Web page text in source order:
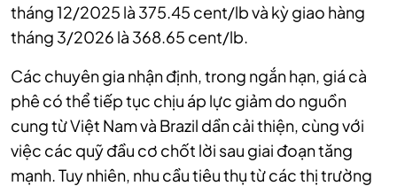
tháng 12/2025 là 375.45 cent/lb và kỳ giao hàng
tháng 3/2026 là 368.65 cent/lb.
Các chuyên gia nhận định, trong ngắn hạn, giá cà
phê có thể tiếp tục chịu áp lực giảm do nguồn
cung từ Việt Nam và Brazil dần cải thiện, cùng với
việc các quỹ đầu cơ chốt lời sau giai đoạn tăng
mạnh. Tuy nhiên, nhu cầu tiêu thụ từ các thị trường